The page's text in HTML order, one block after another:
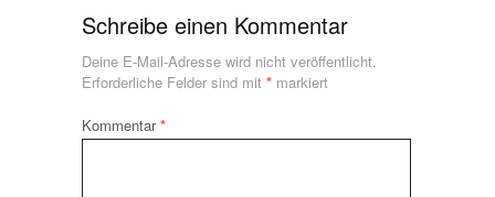
Schreibe einen Kommentar
Deine E-Mail-Adresse wird nicht veröffentlicht.
Erforderliche Felder sind mit * markiert
Kommentar*